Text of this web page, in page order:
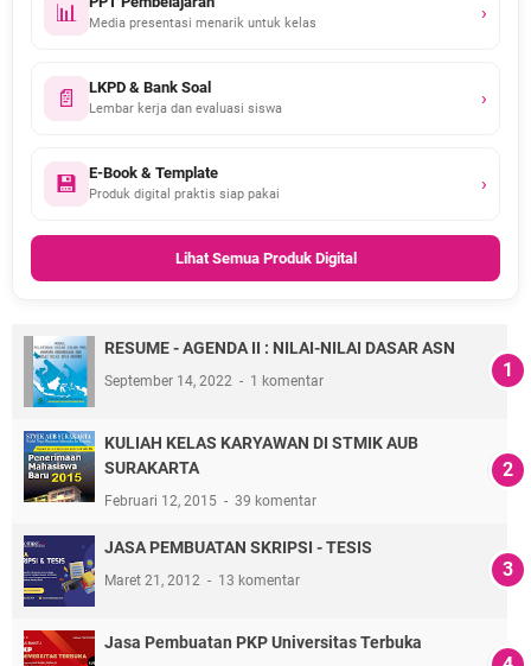
📊 Media presentasi menarik untuk kelas ›
📄 LKPD & Bank Soal
Lembar kerja dan evaluasi siswa ›
💾 E-Book & Template
Produk digital praktis siap pakai ›
Lihat Semua Produk Digital
RESUME - AGENDA II : NILAI-NILAI DASAR ASN
September 14, 2022 1 komentar
KULIAH KELAS KARYAWAN DI STMIK AUB
SURAKARTA
Februari 12, 2015 39 komentar
JASA PEMBUATAN SKRIPSI - TESIS
Maret 21, 2012 13 komentar
Jasa Pembuatan PKP Universitas Terbuka